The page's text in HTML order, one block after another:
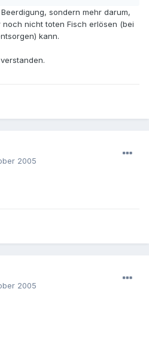
sondern mehr darum,
nicht toten Fisch erlösen (bei
kann.
2005
2005